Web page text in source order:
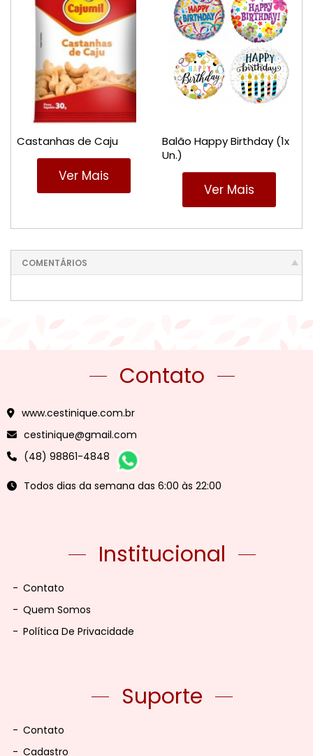
Castanhas de Caju
Ver Mais
Balão Happy Birthday (1x
Un.)
Ver Mais
COMENTÁRIOS
Contato
www.cestinique.com.br
cestinique@gmail.com
(48) 98861-4848
Todos dias da semana das 6:00 às 22:00
Institucional
- Contato
- Quem Somos
- Política De Privacidade
Suporte
- Contato
- Cadastro